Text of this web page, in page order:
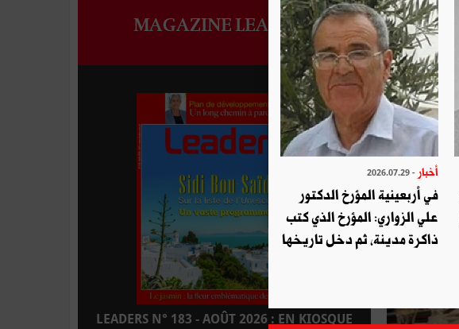
MAGAZINE LEADERS
LEADERS N° 183 - AOÛT 2026 : EN KIOSQUE
أخبار - 2026.07.29
في أربعينية المؤرخ الدكتور
علي الزواري: المؤرخ الذي كتب
ذاكرة مدينة، ثم دخل تاريخها